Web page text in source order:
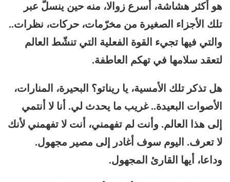
هو أكثر هشاشة، أسرع زوالا، منه حين ينسلّ عبر
تلك الأجزاء الصغيرة من مخرّمات، حركات، نظرات..
والتي فيها تجيء القوة الفعلية التي تنشّط العالم
لتعقد سلامها في تهكم العاطفة.
هل تذكر تلك الأمسية، يا ريناتو؟ البحيرة، المنارات،
الأصوات البعيدة.. غريب ما يحدث لي. أنا لا أنتمي
إلى هذا العالم. وأنت لم تفهمني، أنت لا تفهمني لأنك
لا تعرف. اليوم سوف أغادر إلى مصير مجهول.
وداعا، أيها القارئ المجهول.